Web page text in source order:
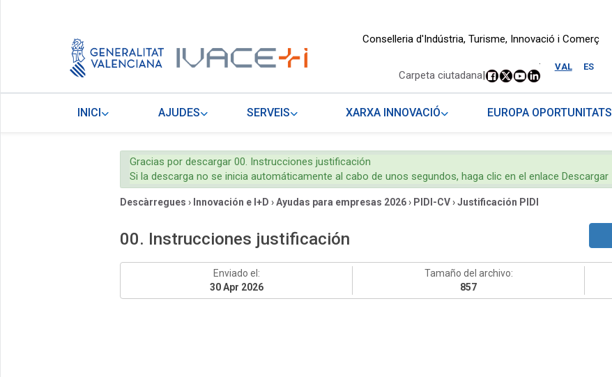
Conselleria d'Indústria, Turisme, Innovació i Comerç
VAL ES
.
Carpeta ciutadana|
INICI AJUDES SERVEIS XARXA INNOVACIÓ EUROPA OPORTUNITATS
Gracias por descargar 00. Instrucciones justificación
Si la descarga no se inicia automáticamente al cabo de unos segundos, haga clic en el enlace Descargar
Descàrregues › Innovación e I+D ›Ayudas para empresas 2026› PIDI-CV›Justificación PIDI
00. Instrucciones justificación
Enviado el:
30 Apr 2026
Tamaño del archivo:
857